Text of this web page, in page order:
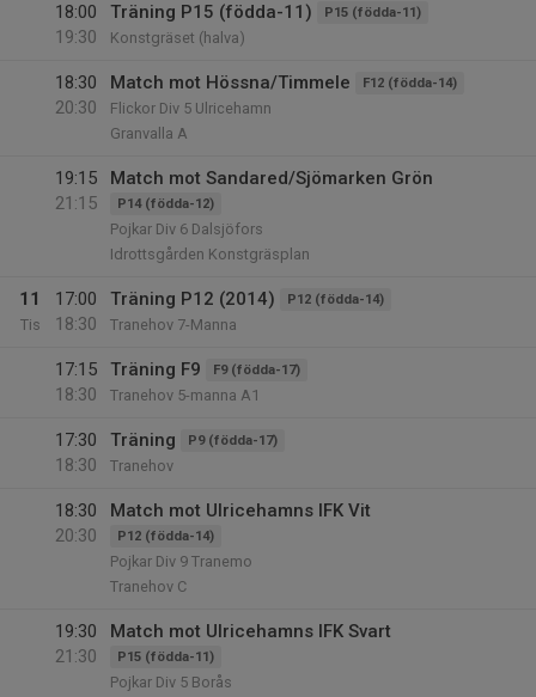
18:00
19:30
Träning P15 (födda-11) P15 (födda-11)
Konstgräset (halva)
18:30
20:30
Match mot Hössna/Timmele F12 (födda-14)
Flickor Div 5 Ulricehamn
Granvalla A
19:15
21:15
Match mot Sandared/Sjömarken Grön
P14 (födda-12)
Pojkar Div 6 Dalsjöfors
Idrottsgården Konstgräsplan
11
Tis
17:00
18:30
Träning P12 (2014) P12 (födda-14)
Tranehov 7-Manna
17:15
18:30
Träning F9 F9 (födda-17)
Tranehov 5-manna A1
17:30
18:30
Träning P9 (födda-17)
Tranehov
18:30
20:30
Match mot Ulricehamns IFK Vit
P12 (födda-14)
Pojkar Div 9 Tranemo
Tranehov C
19:30
21:30
Match mot Ulricehamns IFK Svart
P15 (födda-11)
Pojkar Div 5 Borås